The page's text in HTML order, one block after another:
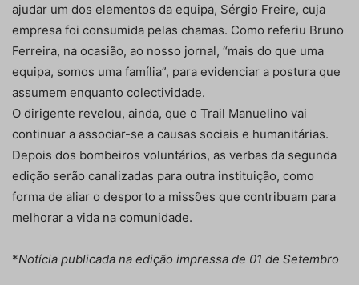
ajudar um dos elementos da equipa, Sérgio Freire, cuja
empresa foi consumida pelas chamas. Como referiu Bruno
Ferreira, na ocasião, ao nosso jornal, “mais do que uma
equipa, somos uma família”, para evidenciar a postura que
assumem enquanto colectividade.
O dirigente revelou, ainda, que o Trail Manuelino vai
continuar a associar-se a causas sociais e humanitárias.
Depois dos bombeiros voluntários, as verbas da segunda
edição serão canalizadas para outra instituição, como
forma de aliar o desporto a missões que contribuam para
melhorar a vida na comunidade.
*Notícia publicada na edição impressa de 01 de Setembro